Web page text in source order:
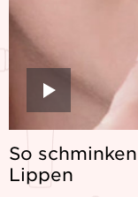
So
Lippen